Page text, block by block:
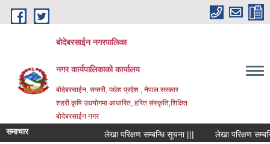
Skip to main content
बोदेबरसाईन नगरपालिका
नगर कार्यपालिकाको कार्यालय
बोदेबरसाईन, सप्तरी, मधेश प्रदेश , नेपाल सरकार
शहरी कृषि उधयोगमा आधारित, हरित संस्कृति,शिक्षित
बोदेबरसाईन नगर
समाचार लेखा परिक्षण सम्बन्धि सूचना ||| लेखा परिक्षण